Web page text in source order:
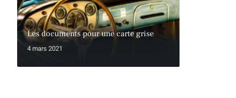
Les documents pour une carte grise
4 mars 2021